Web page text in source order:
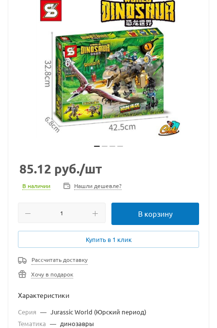
85.12 руб./шт
В наличии Нашли дешевле?
В корзину
Купить в 1 клик
Рассчитать доставку
Хочу в подарок
Характеристики
Серия — Jurassic World (Юрский период)
Тематика — динозавры